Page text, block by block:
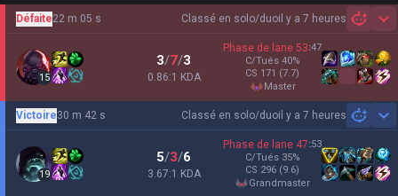
Classé en solo/duoil y a 7 heures
Défaite22 m 05 s
15
3/7/3
0.86:1 KDA
Phase de lane 53:47
C/Tués 40%
CS 171 (7.7)
master
Classé en solo/duoil y a 7 heures
Victoire30 m 42 s
19
5/3/6
3.67:1 KDA
Phase de lane 47:53
C/Tués 35%
CS 296 (9.6)
grandmaster